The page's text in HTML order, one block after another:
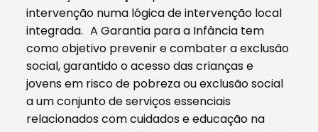
intervenção numa lógica de intervenção local
integrada. A Garantia para a Infância tem
como objetivo prevenir e combater a exclusão
social, garantido o acesso das crianças e
jovens em risco de pobreza ou exclusão social
a um conjunto de serviços essenciais
relacionados com cuidados e educação na